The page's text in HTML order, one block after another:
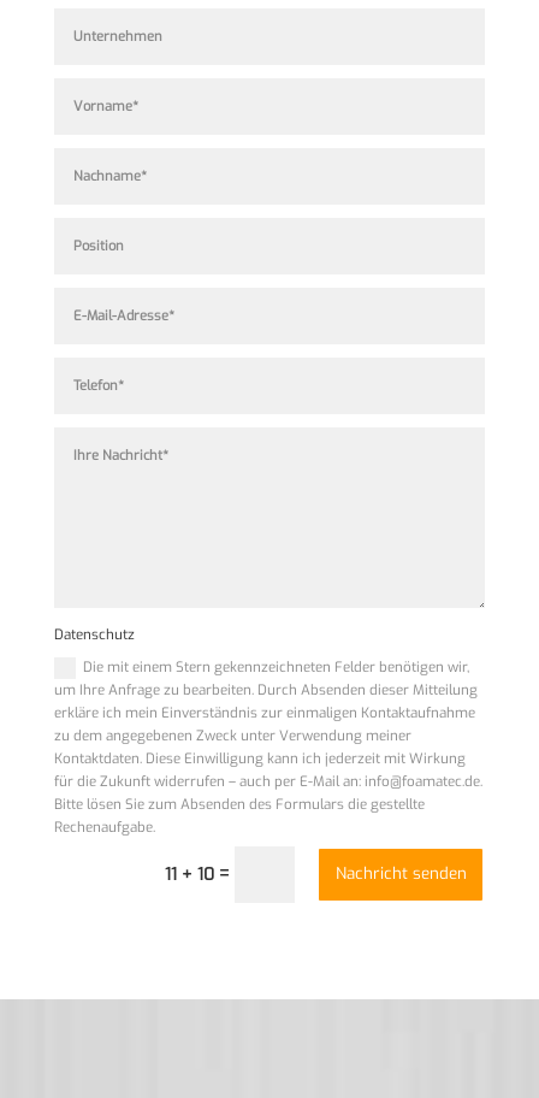
Datenschutz
Die mit einem Stern gekennzeichneten Felder benötigen wir,
um Ihre Anfrage zu bearbeiten. Durch Absenden dieser Mitteilung
erkläre ich mein Einverständnis zur einmaligen Kontaktaufnahme
zu dem angegebenen Zweck unter Verwendung meiner
Kontaktdaten. Diese Einwilligung kann ich jederzeit mit Wirkung
für die Zukunft widerrufen – auch per E-Mail an: info@foamatec.de.
Bitte lösen Sie zum Absenden des Formulars die gestellte
Rechenaufgabe.
11 + 10 = Nachricht senden